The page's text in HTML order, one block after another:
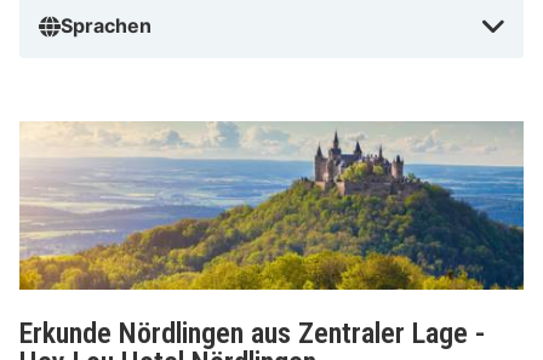
Sprachen
Erkunde Nördlingen aus Zentraler Lage -